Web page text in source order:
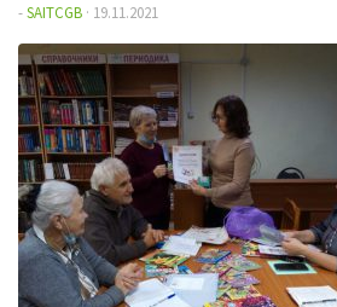
-SAITCGB · 19.11.2021